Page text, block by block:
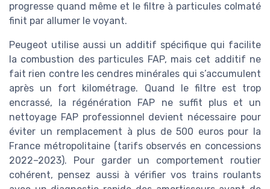
progresse quand même et le filtre à particules colmaté
finit par allumer le voyant.
Peugeot utilise aussi un additif spécifique qui facilite
la combustion des particules FAP, mais cet additif ne
fait rien contre les cendres minérales qui s’accumulent
après un fort kilométrage. Quand le filtre est trop
encrassé, la régénération FAP ne suffit plus et un
nettoyage FAP professionnel devient nécessaire pour
éviter un remplacement à plus de 500 euros pour la
France métropolitaine (tarifs observés en concessions
2022–2023). Pour garder un comportement routier
cohérent, pensez aussi à vérifier vos trains roulants